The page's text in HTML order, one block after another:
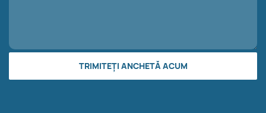
TRIMITEȚI ANCHETĂ ACUM